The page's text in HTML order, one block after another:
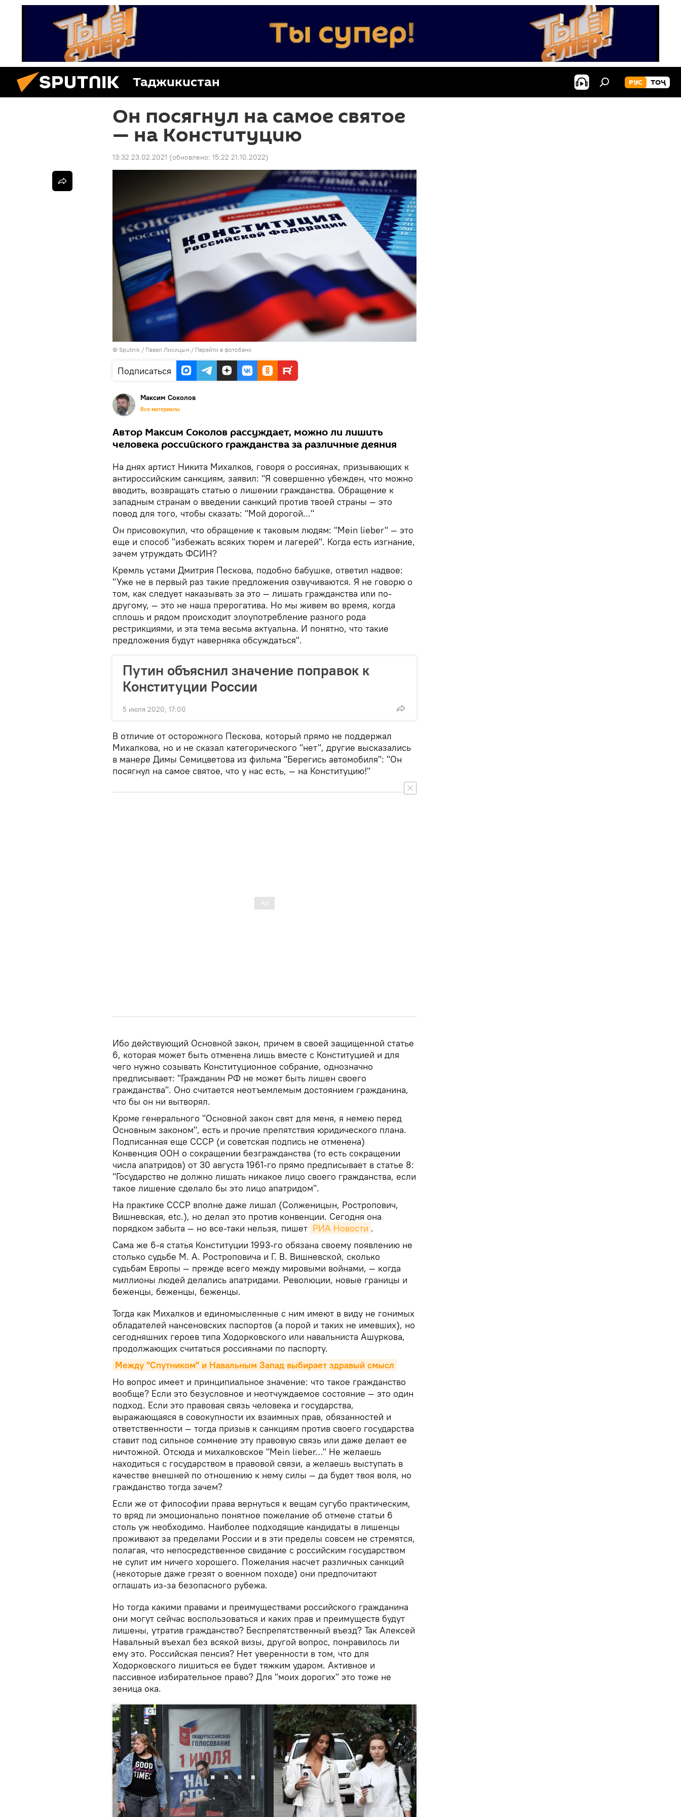
Таджикистан РУС ТОҶ
Он посягнул на самое святое
— на Конституцию
13:32 23.02.2021 (обновлено: 15:22 21.10.2022)
© Sputnik / Павел Лисицын / Перейти в фотобанк
Подписаться
Максим Соколов
Все материалы
Автор Максим Соколов рассуждает, можно ли лишить
человека российского гражданства за различные деяния
На днях артист Никита Михалков, говоря о россиянах, призывающих к
антироссийским санкциям, заявил: "Я совершенно убежден, что можно
вводить, возвращать статью о лишении гражданства. Обращение к
западным странам о введении санкций против твоей страны — это
повод для того, чтобы сказать: "Мой дорогой..."
Он присовокупил, что обращение к таковым людям: "Mein lieber" — это
еще и способ "избежать всяких тюрем и лагерей". Когда есть изгнание,
зачем утруждать ФСИН?
Кремль устами Дмитрия Пескова, подобно бабушке, ответил надвое:
"Уже не в первый раз такие предложения озвучиваются. Я не говорю о
том, как следует наказывать за это — лишать гражданства или по-
другому, — это не наша прерогатива. Но мы живем во время, когда
сплошь и рядом происходит злоупотребление разного рода
рестрикциями, и эта тема весьма актуальна. И понятно, что такие
предложения будут наверняка обсуждаться".
Путин объяснил значение поправок к
Конституции России
5 июля 2020, 17:00
В отличие от осторожного Пескова, который прямо не поддержал
Михалкова, но и не сказал категорического "нет", другие высказались
в манере Димы Семицветова из фильма "Берегись автомобиля": "Он
посягнул на самое святое, что у нас есть, — на Конституцию!"
Ибо действующий Основной закон, причем в своей защищенной статье
6, которая может быть отменена лишь вместе с Конституцией и для
чего нужно созывать Конституционное собрание, однозначно
предписывает: "Гражданин РФ не может быть лишен своего
гражданства". Оно считается неотъемлемым достоянием гражданина,
что бы он ни вытворял.
Кроме генерального "Основной закон свят для меня, я немею перед
Основным законом", есть и прочие препятствия юридического плана.
Подписанная еще СССР (и советская подпись не отменена)
Конвенция ООН о сокращении безгражданства (то есть сокращении
числа апатридов) от 30 августа 1961-го прямо предписывает в статье 8:
"Государство не должно лишать никакое лицо своего гражданства, если
такое лишение сделало бы это лицо апатридом".
На практике СССР вполне даже лишал (Солженицын, Ростропович,
Вишневская, etc.), но делал это против конвенции. Сегодня она
порядком забыта — но все-таки нельзя, пишет РИА Новости .
Сама же 6-я статья Конституции 1993-го обязана своему появлению не
столько судьбе М. А. Ростроповича и Г. В. Вишневской, сколько
судьбам Европы — прежде всего между мировыми войнами, — когда
миллионы людей делались апатридами. Революции, новые границы и
беженцы, беженцы, беженцы.
Тогда как Михалков и единомысленные с ним имеют в виду не гонимых
обладателей нансеновских паспортов (а порой и таких не имевших), но
сегодняшних героев типа Ходорковского или навальниста Ашуркова,
продолжающих считаться россиянами по паспорту.
Между "Спутником" и Навальным Запад выбирает здравый смысл
Но вопрос имеет и принципиальное значение: что такое гражданство
вообще? Если это безусловное и неотчуждаемое состояние — это один
подход. Если это правовая связь человека и государства,
выражающаяся в совокупности их взаимных прав, обязанностей и
ответственности — тогда призыв к санкциям против своего государства
ставит под сильное сомнение эту правовую связь или даже делает ее
ничтожной. Отсюда и михалковское "Mein lieber…" Не желаешь
находиться с государством в правовой связи, а желаешь выступать в
качестве внешней по отношению к нему силы — да будет твоя воля, но
гражданство тогда зачем?
Если же от философии права вернуться к вещам сугубо практическим,
то вряд ли эмоционально понятное пожелание об отмене статьи 6
столь уж необходимо. Наиболее подходящие кандидаты в лишенцы
проживают за пределами России и в эти пределы совсем не стремятся,
полагая, что непосредственное свидание с российским государством
не сулит им ничего хорошего. Пожелания насчет различных санкций
(некоторые даже грезят о военном походе) они предпочитают
оглашать из-за безопасного рубежа.
Но тогда какими правами и преимуществами российского гражданина
они могут сейчас воспользоваться и каких прав и преимуществ будут
лишены, утратив гражданство? Беспрепятственный въезд? Так Алексей
Навальный въехал без всякой визы, другой вопрос, понравилось ли
ему это. Российская пенсия? Нет уверенности в том, что для
Ходорковского лишиться ее будет тяжким ударом. Активное и
пассивное избирательное право? Для "моих дорогих" это тоже не
зеница ока.